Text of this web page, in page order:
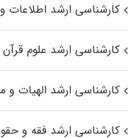
کارشناسی ارشد
کارشناسی ارشد علوم
کارشناسی ارشد
کارشناسی ارشد فقه و